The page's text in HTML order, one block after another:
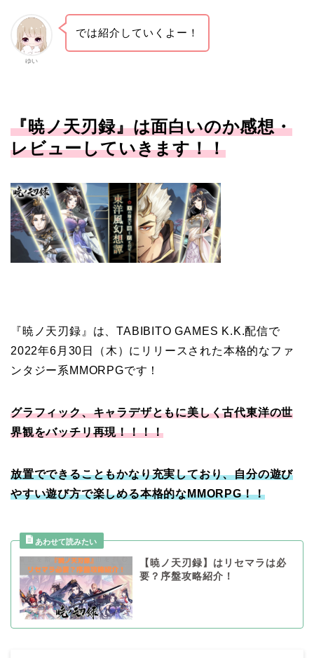
ゆい
では紹介していくよー！
『暁ノ天刃録』は面白いのか感想・
レビューしていきます！！
『暁ノ天刃録』は、TABIBITO GAMES K.K.配信で
2022年6月30日（木）にリリースされた本格的なファ
ンタジー系MMORPGです！
グラフィック、キャラデザともに美しく古代東洋の世
界観をバッチリ再現！！！！
放置でできることもかなり充実しており、自分の遊び
やすい遊び方で楽しめる本格的なMMORPG！！
【暁ノ天刃録】はリセマラは必
要？序盤攻略紹介！